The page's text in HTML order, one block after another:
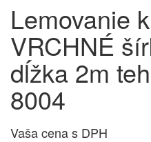
Lemovanie
VRCHNÉ
dĺžka 2m
8004
Vaša cena s DPH